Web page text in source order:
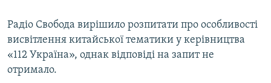
Радіо Свобода вирішило розпитати про особливості
висвітлення китайської тематики у керівництва
«112 Україна», однак відповіді на запит не
отримало.